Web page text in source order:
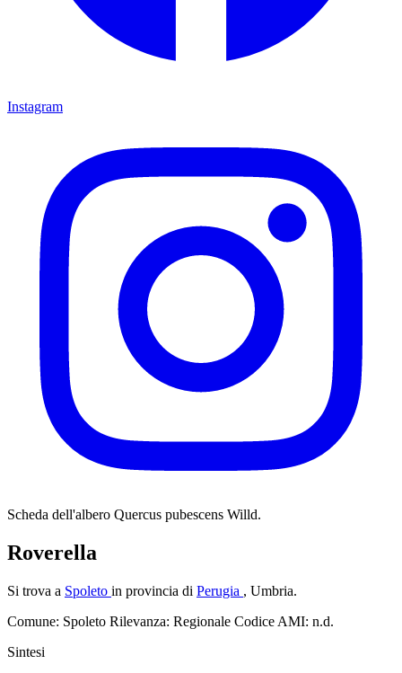
Instagram
Scheda dell'albero Quercus pubescens Willd.
Roverella
Si trova a Spoleto in provincia di Perugia , Umbria.
Comune: Spoleto Rilevanza: Regionale Codice AMI: n.d.
Sintesi